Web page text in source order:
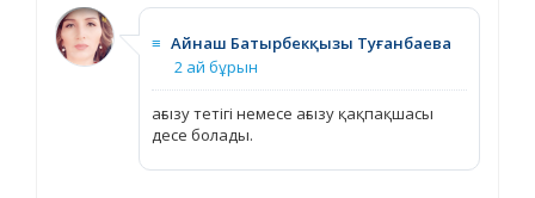
≡ Айнаш Батырбекқызы Туғанбаева
2 ай бұрын
ағызу тетігі немесе ағызу қақпақшасы
десе болады.